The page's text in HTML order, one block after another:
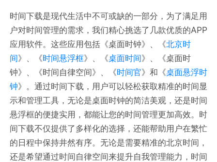
时间下载是现代生活中不可或缺的一部分，为了满足用
户对时间管理的需求，我们精心挑选了几款优质的APP
应用软件。这些应用包括《桌面时钟》、《北京时
间》、《时间悬浮框》、《桌面时间》、《桌面时
钟》、《时间自律空间》、《时间官》和《桌面悬浮时
钟》。通过时间下载，用户可以轻松获取精准的时间显
示和管理工具，无论是桌面时钟的简洁美观，还是时间
悬浮框的便捷实用，都能让您的时间管理更加高效。时
间下载不仅提供了多样化的选择，还能帮助用户在繁忙
的日程中保持井然有序。无论是需要精准的北京时间，
还是希望通过时间自律空间来提升自我管理能力，时间